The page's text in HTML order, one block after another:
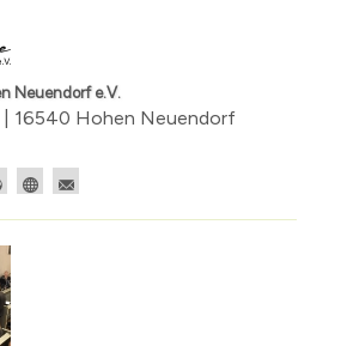
Neuendorf e.V.
16540 Hohen Neuendorf